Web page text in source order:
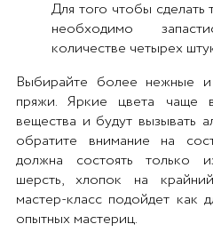
Для того чтобы сделать
необходимо
количестве четырех
Выбирайте более нежные и
пряжи. Яркие цвета чаще
вещества и будут вызывать
обратите внимание на
должна состоять только
шерсть, хлопок на
мастер-класс подойдет как
опытных мастериц.